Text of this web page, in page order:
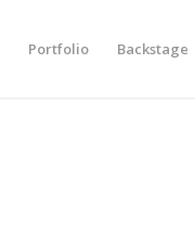
Portfolio Backstage